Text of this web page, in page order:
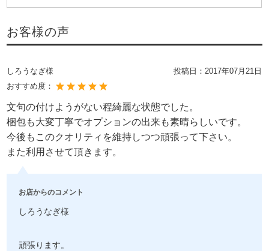
お客様の声
しろうなぎ様 投稿日：2017年07月21日
おすすめ度：
文句の付けようがない程綺麗な状態でした。
梱包も大変丁寧でオプションの出来も素晴らしいです。
今後もこのクオリティを維持しつつ頑張って下さい。
また利用させて頂きます。
お店からのコメント
しろうなぎ様
頑張ります。